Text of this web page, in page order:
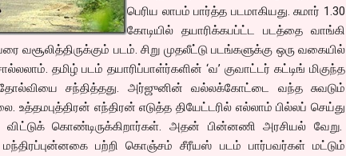
பெரிய லாபம் பார்த்த படமாகியது. சுமார் 1.30
கோடியில் தயாரிக்கபப்ட்ட படத்தை வாங்கி
வசூலித்திருக்கும் படம். சிறு முதலீட்டு படங்களுக்கு ஒரு வகையில்
தமிழ் படம் தயாரிப்பாள்ர்களின் ‘வ’ குவாட்டர் கட்டிங் மிகுந்த
தோல்வியை சந்தித்தது. அர்ஜுனின் வல்லக்கோட்டை வந்த சுவடும்
உத்தமபுத்திரன் எந்திரன் எடுத்த தியேட்டரில் எல்லாம் பில்லப் செய்து
கொண்டிருக்கிறார்கள். அதன் பின்னணி அரசியல் வேறு.
மந்திரப்புன்னகை பற்றி கொஞ்சம் சீரீயஸ் படம் பார்பவர்கள் மட்டும்